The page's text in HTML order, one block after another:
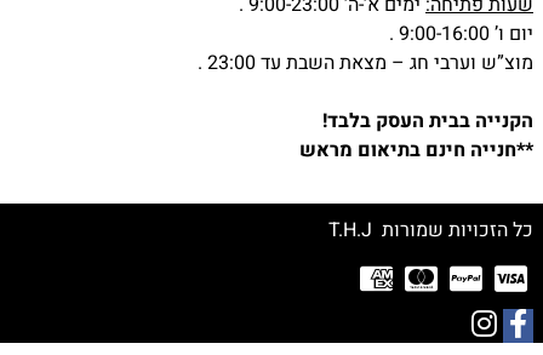
יום ו’ 9:00-16:00 .
מוצ”ש וערבי חג – מצאת השבת עד 23:00 .
הקנייה בבית העסק בלבד!
**חנייה חינם בתיאום מראש
כל הזכויות שמורות T.H.J